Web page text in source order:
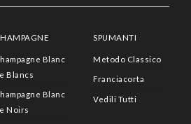
Blanc
Blancs
Blanc
Noirs
SPUMANTI
Metodo Classico
Franciacorta
Vedili Tutti